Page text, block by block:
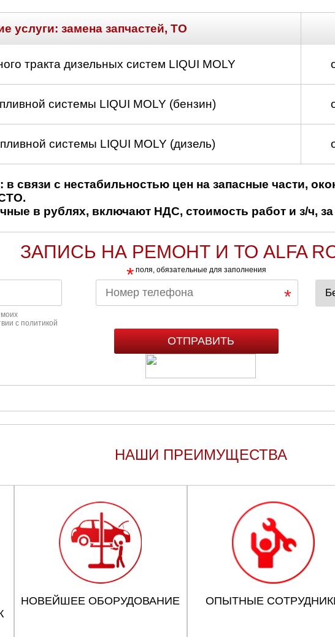
услуги: замена запчастей, ТО
тракта дизельных систем LIQUI MOLY
системы LIQUI MOLY (бензин)
системы LIQUI MOLY (дизель)
связи с нестабильностью цен на запасные части,
в рублях, включают НДС, стоимость работ и з/ч,
ЗАПИСЬ НА РЕМОНТ И ТО ALFA
* поля, обязательные для заполнения
с политикой
НАШИ ПРЕИМУЩЕСТВА
НОВЕЙШЕЕ ОБОРУДОВАНИЕ ОПЫТНЫЕ